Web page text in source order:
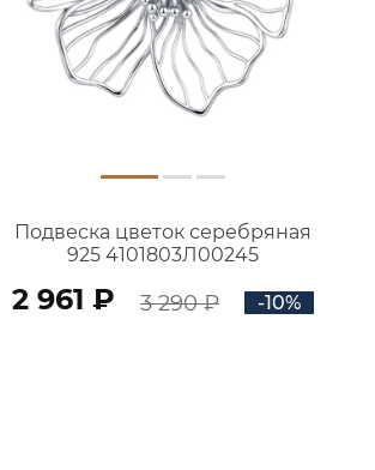
Подвеска цветок серебряная
925 4101803Л00245
2 961 ₽ 3 290 ₽ -10%